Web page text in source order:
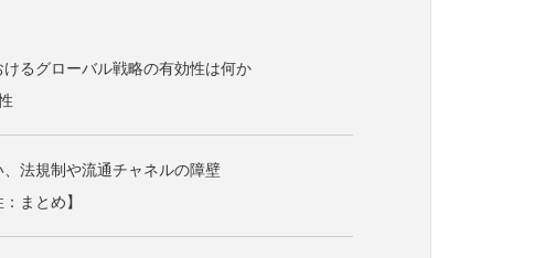
るグローバル戦略の有効性は何か
法規制や流通チャネルの障壁
まとめ】